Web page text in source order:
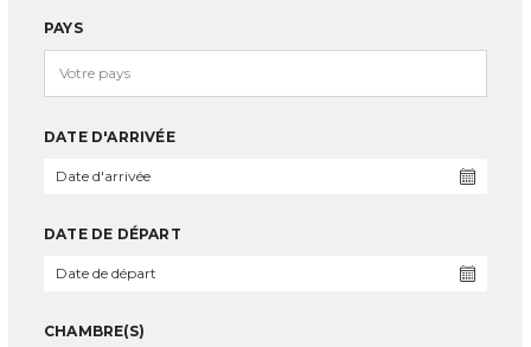
PAYS
DATE D'ARRIVÉE
DATE DE DÉPART
CHAMBRE(S)